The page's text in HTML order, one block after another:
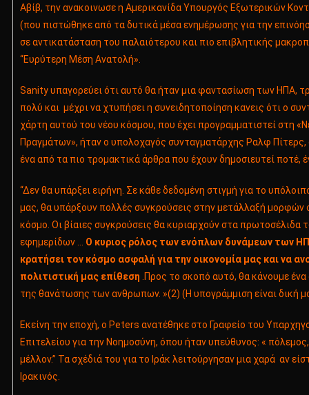
Αβίβ, την ανακοινωσε η Αμερικανίδα Υπουργός Εξωτερικών
(που πιστώθηκε από τα δυτικά μέσα ενημέρωσης για την
σε αντικατάσταση του παλαιότερου και πιο επιβλητικής
“Ευρύτερη Μέση Ανατολή».
Sanity υπαγορεύει ότι αυτό θα ήταν μια φαντασίωση των ΗΠΑ,
πολύ και μέχρι να χτυπήσει η συνειδητοποίηση κανεις ότι ο
χάρτη αυτού του νέου κόσμου, που έχει προγραμματιστεί στη
Πραγμάτων», ήταν ο υπολοχαγός συνταγματάρχης Ραλφ Πίτερς,
ένα από τα πιο τρομακτικά άρθρα που έχουν δημοσιευτεί ποτέ,
“Δεν θα υπάρξει ειρήνη. Σε κάθε δεδομένη στιγμή για το
μας, θα υπάρξουν πολλές συγκρούσεις στην μετάλλαξή μορφών
κόσμο. Οι βίαιες συγκρούσεις θα κυριαρχούν στα πρωτοσέλιδα
εφημερίδων … Ο κυριοςρόλος των ενόπλων δυνάμεων των
κρατήσει τον κόσμο ασφαλή για την οικονομία μας και να
πολιτιστική μας επίθεση .Προς το σκοπό αυτό, θα κάνουμε ένα
της θανάτωσης των ανθρωπων. »(2) (Η υπογράμμιση είναι δική
Εκείνη την εποχή, ο Peters ανατέθηκε στο Γραφείο του
Επιτελείου για την Νοημοσύνη, όπου ήταν υπεύθυνος: «
μέλλον.” Τα σχέδιά του για το Ιράκ λειτούργησαν μια χαρά αν
Ιρακινός.